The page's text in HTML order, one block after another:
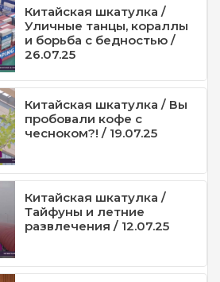
Китайская шкатулка /
Уличные танцы, кораллы
и борьба с бедностью /
26.07.25
Китайская шкатулка / Вы
пробовали кофе с
чесноком?! / 19.07.25
Китайская шкатулка /
Тайфуны и летние
развлечения / 12.07.25